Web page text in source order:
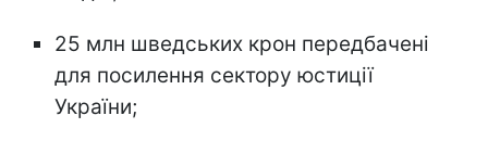
25 млн шведських крон передбачені
для посилення сектору юстиції
України;